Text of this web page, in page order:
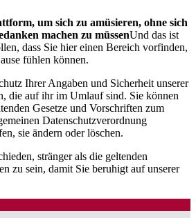
um sich zu amüsieren, ohne sich
machen zu müssenUnd das ist
dass Sie hier einen Bereich vorfinden,
fühlen können.
Ihrer Angaben und Sicherheit unserer
die auf ihr im Umlauf sind. Sie können
Gesetze und Vorschriften zum
Datenschutzverordnung
sie ändern oder löschen.
stränger als die geltenden
zu sein, damit Sie beruhigt auf unserer